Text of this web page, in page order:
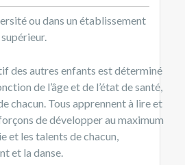
ou dans un établissement
des autres enfants est déterminé
de l’âge et de l’état de santé,
chacun. Tous apprennent à lire et
de développer au maximum
et les talents de chacun,
et la danse.